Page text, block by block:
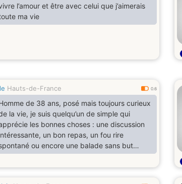
l’amour et être avec celui que j’aimerais
ma vie
Hauts-de-France 0.6
de 38 ans, posé mais toujours curieux
la vie, je suis quelqu’un de simple qui
les bonnes choses : une discussion
un bon repas, un fou rire
ou encore une balade sans but
J’aime garder un équilibre entre
tranquilles et petites aventures du